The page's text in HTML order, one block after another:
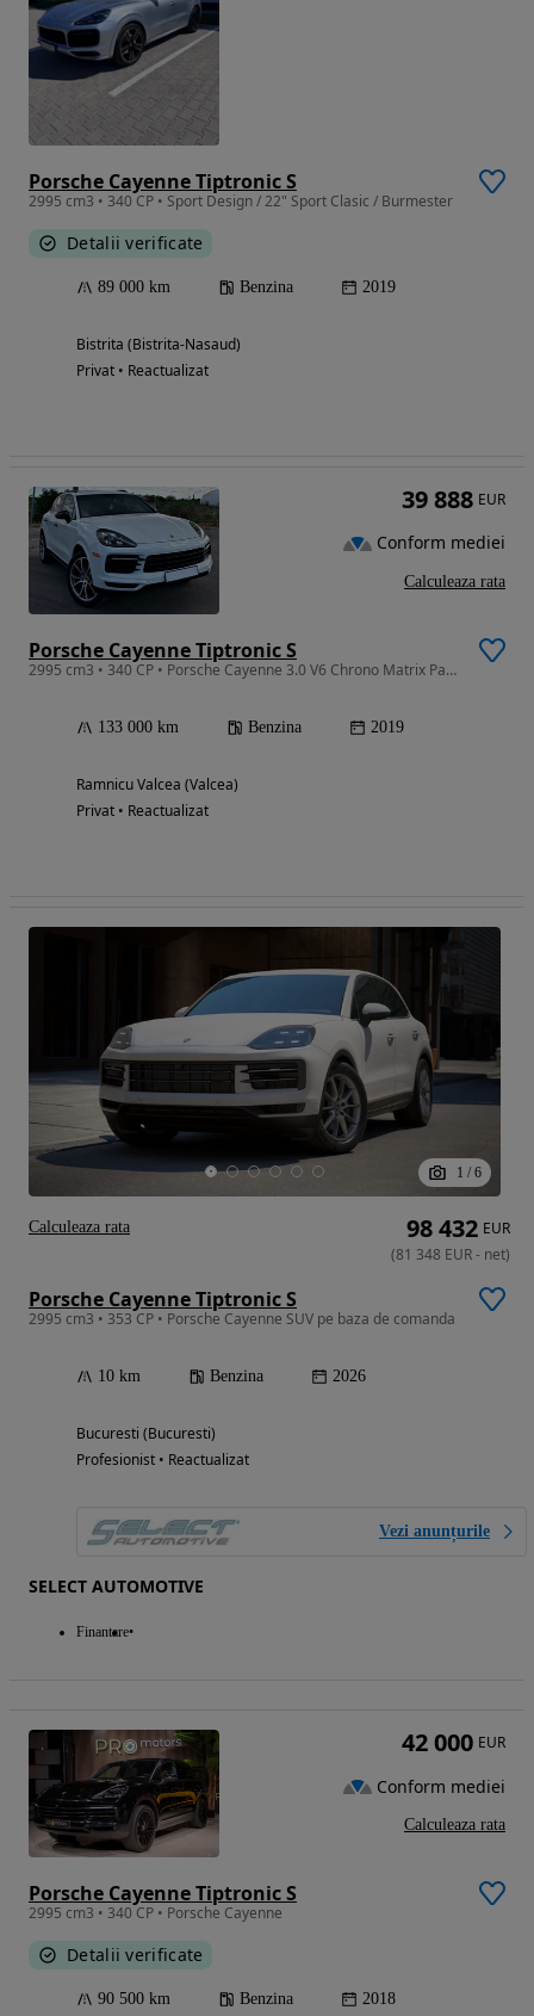
Porsche Cayenne Tiptronic S
2995 cm3 • 340 CP • Sport Design / 22" Sport Clasic / Burmester
Detalii verificate
89 000 km Benzina 2019
Bistrita (Bistrita-Nasaud)
Privat • Reactualizat
Porsche Cayenne Tiptronic S
2995 cm3 • 340 CP • Porsche Cayenne 3.0 V6 Chrono Matrix Panorama Ventilatie Bose
133 000 km Benzina 2019
Ramnicu Valcea (Valcea)
Privat • Reactualizat
39 888 EUR
Conform mediei
Calculeaza rata
1 / 6
Porsche Cayenne Tiptronic S
2995 cm3 • 353 CP • Porsche Cayenne SUV pe baza de comanda
10 km Benzina 2026
Bucuresti (Bucuresti)
Profesionist • Reactualizat
Vezi anunțurile
SELECT AUTOMOTIVE
Finantare
98 432 EUR
(81 348 EUR- net)
Calculeaza rata
Porsche Cayenne Tiptronic S
2995 cm3 • 340 CP • Porsche Cayenne
Detalii verificate
90 500 km Benzina 2018
42 000 EUR
Conform mediei
Calculeaza rata